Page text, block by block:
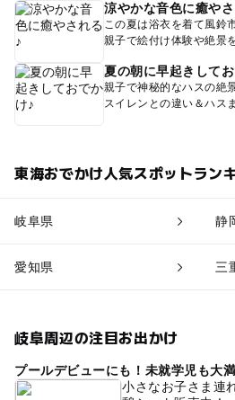
涼やかな音色に癒や
この夏は浴衣を着て風鈴
親子で絵付け体験や絶景
夏の朝に早起きして
親子で神秘的なハスの絶
スイレンとの違い＆ハス
東海おでかけ人気スポットラン
岐阜県 静
愛知県 三
岐阜周辺の注目お出かけ
プールデビューにも！未就学児も大
小さなお子さま連